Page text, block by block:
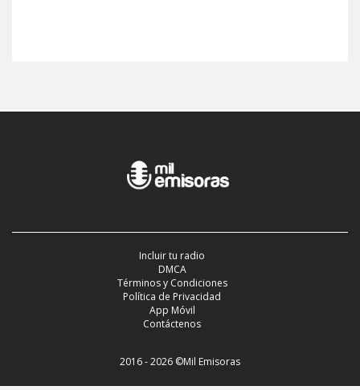
Incluir tu radio
DMCA
Términos y Condiciones
Política de Privacidad
App Móvil
Contáctenos
2016 - 2026 ©Mil Emisoras